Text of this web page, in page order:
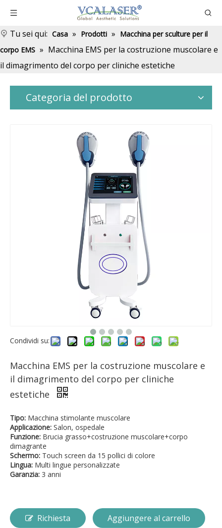
Tu sei qui: Casa » Prodotti » Macchina per sculture per il
corpo EMS » Macchina EMS per la costruzione muscolare e
il dimagrimento del corpo per cliniche estetiche
Categoria del prodotto
Condividi su:
Macchina EMS per la costruzione muscolare e
il dimagrimento del corpo per cliniche
estetiche
Tipo: Macchina stimolante muscolare
Applicazione: Salon, ospedale
Funzione: Brucia grasso+costruzione muscolare+corpo
dimagrante
Schermo: Touch screen da 15 pollici di colore
Lingua: Multi lingue personalizzate
Garanzia: 3 anni
Richiesta Aggiungere al carrello